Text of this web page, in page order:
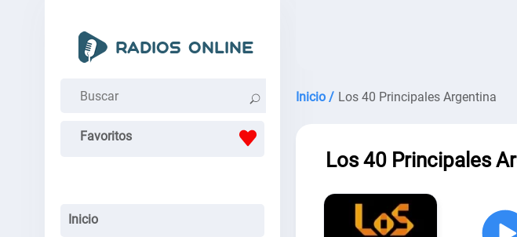
Favoritos
Inicio
Inicio / Los 40 Principales Argentina
Los 40 Principales